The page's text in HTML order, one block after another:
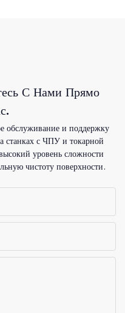
С Нами Прямо
обслуживание и поддержку
станках с ЧПУ и токарной
уровень сложности
чистоту поверхности.